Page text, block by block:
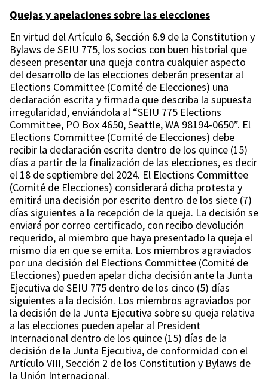
Quejas y apelaciones sobre las elecciones
En virtud del Artículo 6, Sección 6.9 de la Constitution y
Bylaws de SEIU 775, los socios con buen historial que
deseen presentar una queja contra cualquier aspecto
del desarrollo de las elecciones deberán presentar al
Elections Committee (Comité de Elecciones) una
declaración escrita y firmada que describa la supuesta
irregularidad, enviándola al “SEIU 775 Elections
Committee, PO Box 4650, Seattle, WA 98194-0650”. El
Elections Committee (Comité de Elecciones) debe
recibir la declaración escrita dentro de los quince (15)
días a partir de la finalización de las elecciones, es decir
el 18 de septiembre del 2024. El Elections Committee
(Comité de Elecciones) considerará dicha protesta y
emitirá una decisión por escrito dentro de los siete (7)
días siguientes a la recepción de la queja. La decisión se
enviará por correo certificado, con recibo devolución
requerido, al miembro que haya presentado la queja el
mismo día en que se emita. Los miembros agraviados
por una decisión del Elections Committee (Comité de
Elecciones) pueden apelar dicha decisión ante la Junta
Ejecutiva de SEIU 775 dentro de los cinco (5) días
siguientes a la decisión. Los miembros agraviados por
la decisión de la Junta Ejecutiva sobre su queja relativa
a las elecciones pueden apelar al President
Internacional dentro de los quince (15) días de la
decisión de la Junta Ejecutiva, de conformidad con el
Artículo VIII, Sección 2 de los Constitution y Bylaws de
la Unión Internacional.